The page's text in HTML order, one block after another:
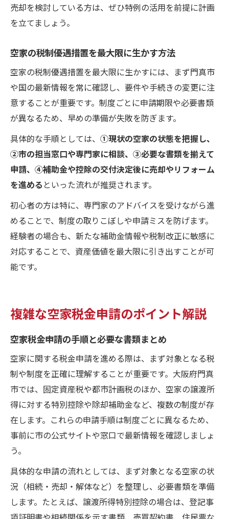
売却を検討している方は、ぜひ特例の活用を前提に計画
を立てましょう。
空家の税制優遇措置を最大限に生かす方法
空家の税制優遇措置を最大限に生かすには、まず門真市
や国の最新情報を常に確認し、要件や手続きの変更に注
意することが重要です。制度ごとに申請期限や必要書類
が異なるため、早めの準備が失敗を防ぎます。
具体的な手順としては、 ①現状の空家の状態を把握し、
②市の担当窓口や専門家に相談、③必要な書類を揃えて
申請、④補助金や控除の交付決定後に売却やリフォーム
を進める といった流れが推奨されます。
初心者の方は特に、専門家のアドバイスを受けながら進
めることで、制度の取りこぼしや申請ミスを防げます。
経験者の場合も、新たな補助金情報や税制改正に敏感に
対応することで、資産価値を最大限に引き出すことが可
能です。
複雑な空家税金申請のポイント解説
空家税金申請の手順と必要な書類まとめ
空家に関する税金申請を進める際は、まず対象となる税
制や制度を正確に理解することが重要です。大阪府門真
市では、固定資産税や都市計画税のほか、空家の譲渡所
得に対する特別控除や除却補助金など、複数の制度が存
在します。これらの申請手順は制度ごとに異なるため、
事前に市の公式サイトや窓口で最新情報を確認しましょ
う。
具体的な申請の流れとしては、まず対象となる空家の状
況（相続・売却・解体など）を整理し、必要書類を準備
します。たとえば、譲渡所得特別控除の場合は、登記事